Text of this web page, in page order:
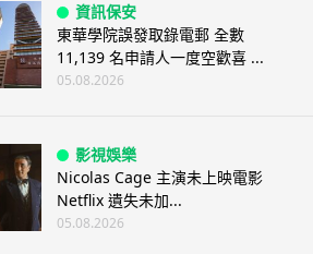
資訊保安
東華學院誤發取錄電郵 全數
11,139 名申請人一度空歡喜 ...
05.08.2026
影視娛樂
Nicolas Cage 主演未上映電影
Netflix 遺失未加...
05.08.2026